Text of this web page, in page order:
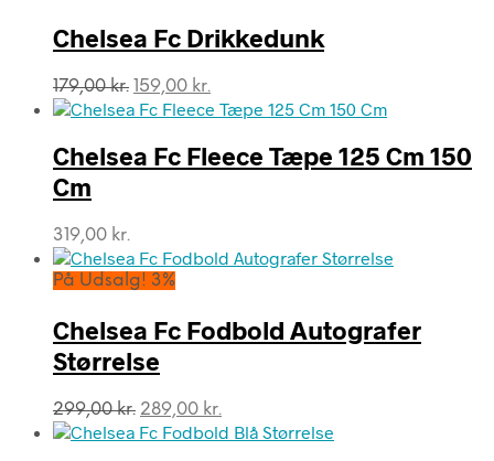
Chelsea Fc Drikkedunk
179,00kr. Den
oprindelige
var:
179,00 kr..
159,00 kr.
aktuelle
er:
159,00 kr..
Chelsea Fc Fleece Tæpe 125 Cm 150
Cm
319,00 kr.
På Udsalg! 3%
Chelsea Fc Fodbold Autografer
Størrelse
299,00kr. Den
oprindelige
289,00 kr.
aktuelle